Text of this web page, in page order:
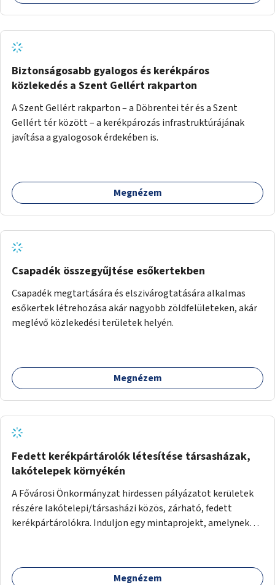
Biztonságosabb gyalogos és kerékpáros
közlekedés a Szent Gellért rakparton
A Szent Gellért rakparton – a Döbrentei tér és a Szent
Gellért tér között – a kerékpározás infrastruktúrájának
javítása a gyalogosok érdekében is.
Megnézem
Csapadék összegyűjtése esőkertekben
Csapadék megtartására és elszivárogtatására alkalmas
esőkertek létrehozása akár nagyobb zöldfelületeken, akár
meglévő közlekedési területek helyén.
Megnézem
Fedett kerékpártárolók létesítése társasházak,
lakótelepek környékén
A Fővárosi Önkormányzat hirdessen pályázatot kerületek
részére lakótelepi/társasházi közös, zárható, fedett
kerékpártárolókra. Induljon egy mintaprojekt, amelynek
Megnézem